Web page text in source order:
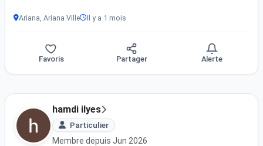
Ariana, Ariana Ville Il y a 1 mois
Favoris Partager Alerte
hamdi ilyes
Particulier
Membre depuis Jun 2026